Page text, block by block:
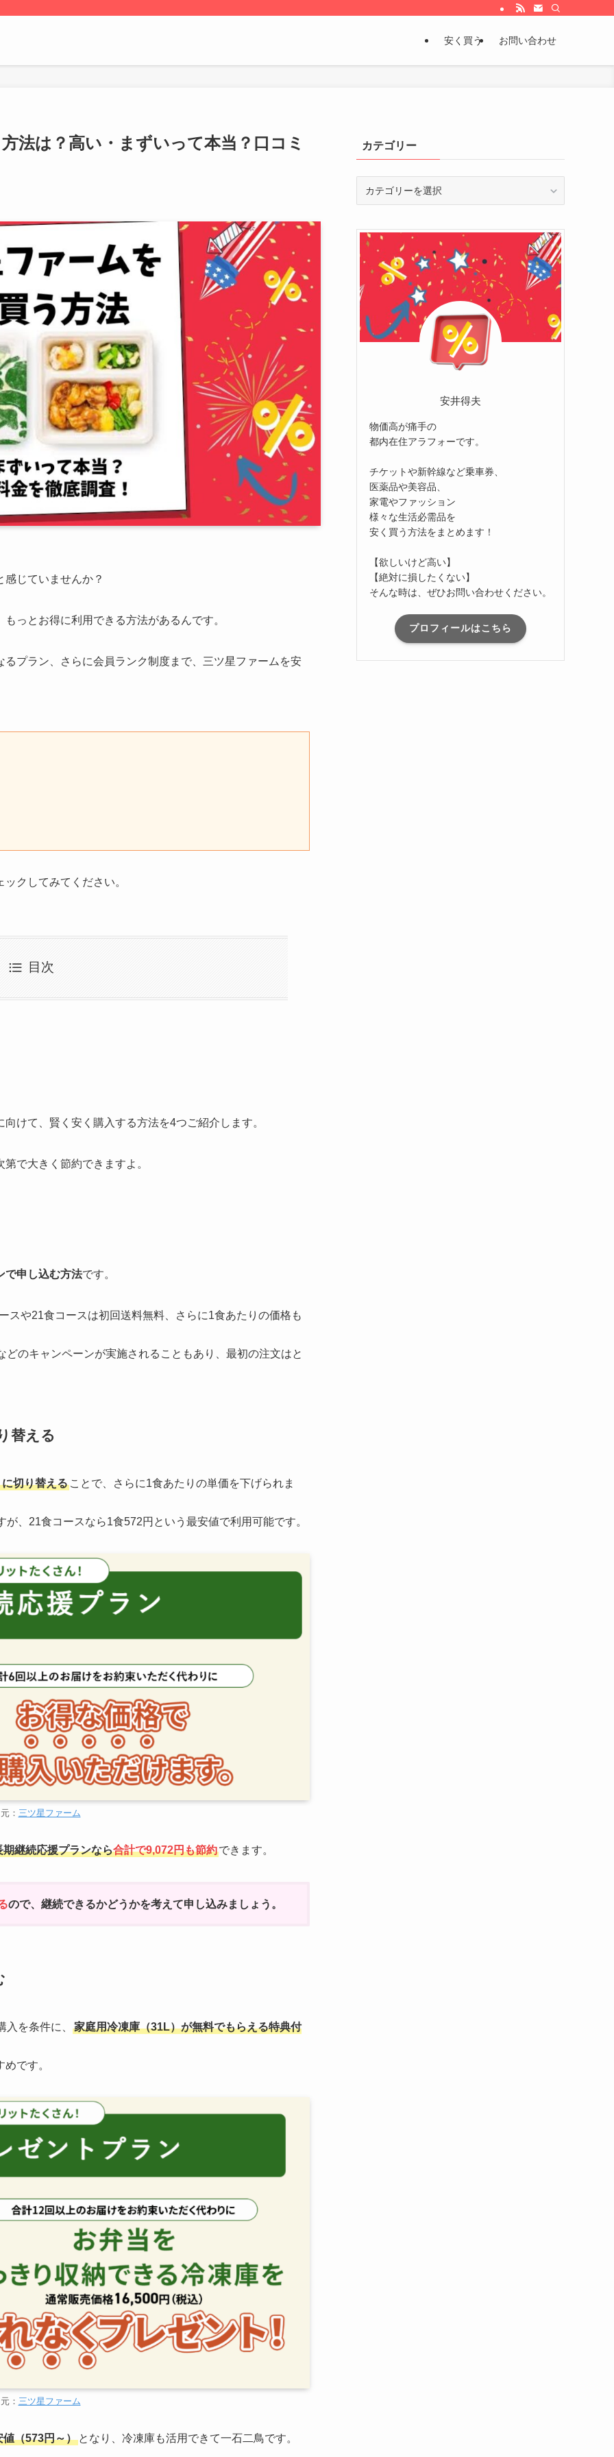
安く買う お問い合わせ
法は？高い・まずいって本当？口コミ
じていませんか？
っとお得に利用できる方法があるんです。
プラン、さらに会員ランク制度まで、三ツ星ファームを安
クしてみてください。
目次
けて、賢く安く購入する方法を4つご紹介します。
で大きく節約できますよ。
で申し込む方法です。
スや21食コースは初回送料無料、さらに1食あたりの価格も
どのキャンペーンが実施されることもあり、最初の注文はと
替える
切り替える ことで、さらに1食あたりの単価を下げられま
、21食コースなら1食572円という最安値で利用可能です。
： 三ツ星ファーム
期継続応援プランなら合計で9,072円も節約できます。
ので、継続できるかどうかを考えて申し込みましょう。
を条件に、 家庭用冷凍庫（31L）が無料でもらえる特典付
です。
： 三ツ星ファーム
値（573円～） となり、冷凍庫も活用できて一石二鳥です。
カテゴリー
リ
安井得夫
物価高が痛手の
都内在住アラフォーです。
チケットや新幹線など乗車券、
医薬品や美容品、
家電やファッション
様々な生活必需品を
安く買う方法をまとめます！
【欲しいけど高い】
【絶対に損したくない】
そんな時は、ぜひお問い合わせください。
プロフィールはこちら